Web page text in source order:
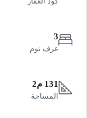
3
غرف نوم
131 م2
المساحة